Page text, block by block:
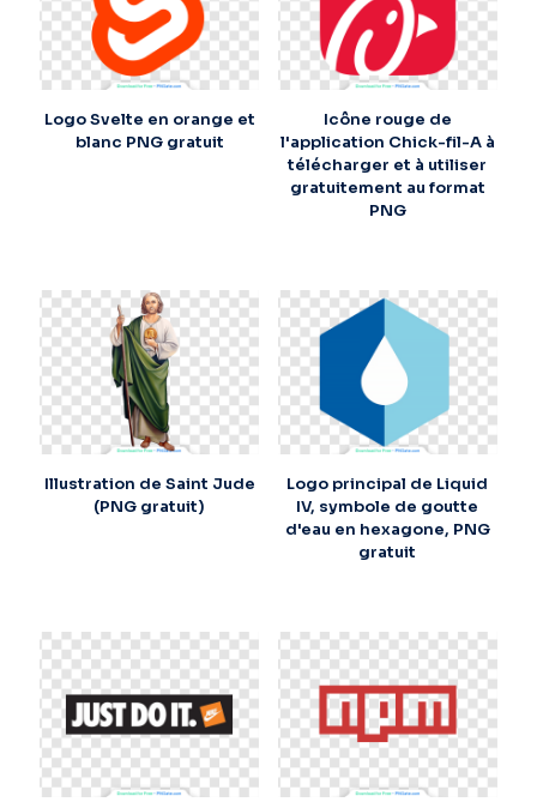
Logo Svelte en orange et
blanc PNG gratuit
Icône rouge de
l'application Chick-fil-A à
télécharger et à utiliser
gratuitement au format
PNG
Illustration de Saint Jude
(PNG gratuit)
Logo principal de Liquid
IV, symbole de goutte
d'eau en hexagone, PNG
gratuit